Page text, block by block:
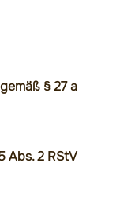
§ 27 a
Abs. 2 RStV